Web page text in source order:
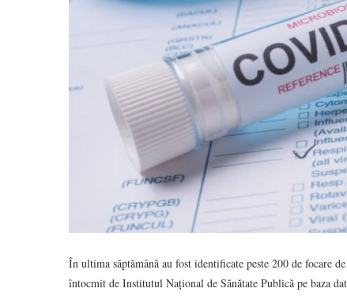
În ultima săptămână au fost identificate peste 200 de focare
întocmit de Institutul Național de Sănătate Publică pe baza